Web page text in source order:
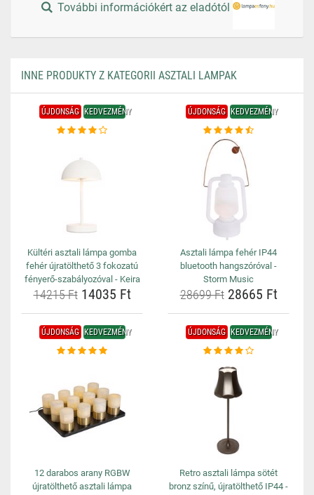
További információkért az eladótól
INNE PRODUKTY Z KATEGORII ASZTALI LAMPAK
ÚJDONSÁG KEDVEZMÉNY
Kültéri asztali lámpa gomba
fehér újratölthető 3 fokozatú
fényerő-szabályozóval - Keira
14215 Ft14035 Ft
ÚJDONSÁG KEDVEZMÉNY
Asztali lámpa fehér IP44
bluetooth hangszóróval -
Storm Music
28699 Ft28665 Ft
ÚJDONSÁG KEDVEZMÉNY
12 darabos arany RGBW
újratölthető asztali lámpa
ÚJDONSÁG KEDVEZMÉNY
Retro asztali lámpa sötét
bronz színű, újratölthető IP44 -